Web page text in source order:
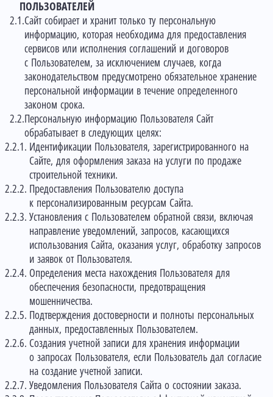
ПОЛЬЗОВАТЕЛЕЙ
Сайт собирает и хранит только ту персональную
информацию, которая необходима для предоставления
сервисов или исполнения соглашений и договоров
с Пользователем, за исключением случаев, когда
законодательством предусмотрено обязательное хранение
персональной информации в течение определенного
законом срока.
Персональную информацию Пользователя Сайт
обрабатывает в следующих целях:
Идентификации Пользователя, зарегистрированного на
Сайте, для оформления заказа на услуги по продаже
строительной техники.
Предоставления Пользователю доступа
к персонализированным ресурсам Сайта.
Установления с Пользователем обратной связи, включая
направление уведомлений, запросов, касающихся
использования Сайта, оказания услуг, обработку запросов
и заявок от Пользователя.
Определения места нахождения Пользователя для
обеспечения безопасности, предотвращения
мошенничества.
Подтверждения достоверности и полноты персональных
данных, предоставленных Пользователем.
Создания учетной записи для хранения информации
о запросах Пользователя, если Пользователь дал согласие
на создание учетной записи.
Уведомления Пользователя Сайта о состоянии заказа.